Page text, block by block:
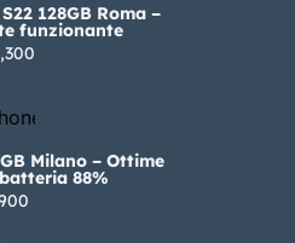
128GB Roma –
funzionante
Milano – Ottime
88%